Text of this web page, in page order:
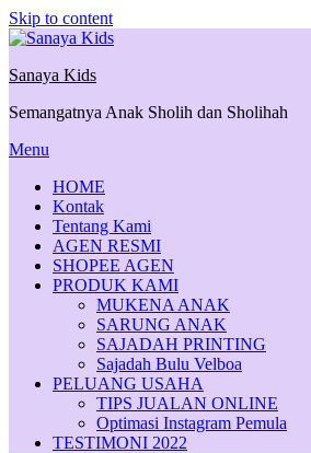
Skip to content
Sanaya Kids
Semangatnya Anak Sholih dan Sholihah
Menu
HOME
Kontak
Tentang Kami
AGEN RESMI
SHOPEE AGEN
PRODUK KAMI
MUKENA ANAK
SARUNG ANAK
SAJADAH PRINTING
Sajadah Bulu Velboa
PELUANG USAHA
TIPS JUALAN ONLINE
Optimasi Instagram Pemula
TESTIMONI 2022